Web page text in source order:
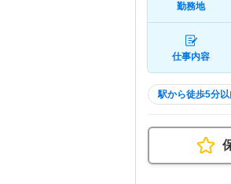
勤務地
仕事内容
駅から徒歩5分